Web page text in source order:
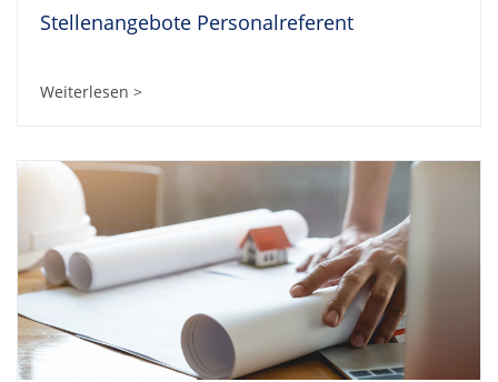
Stellenangebote Personalreferent
Weiterlesen >